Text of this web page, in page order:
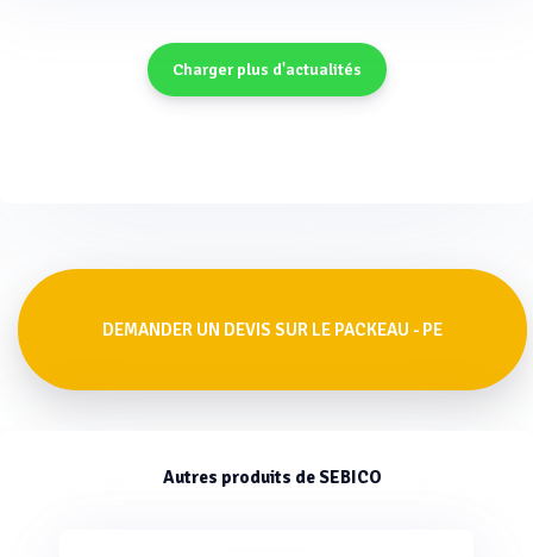
Charger plus d'actualités
DEMANDER UN DEVIS SUR LE PACKEAU - PE
Autres produits de SEBICO